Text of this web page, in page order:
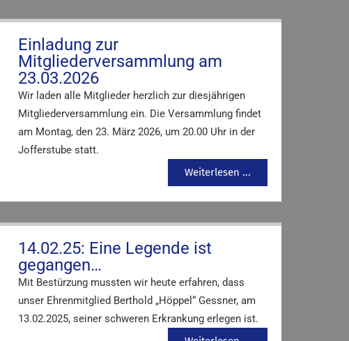
Einladung zur
Mitgliederversammlung am
23.03.2026
Wir laden alle Mitglieder herzlich zur diesjährigen
Mitgliederversammlung ein. Die Versammlung findet
am Montag, den 23. März 2026, um 20.00 Uhr in der
Jofferstube statt.
Weiterlesen ...
14.02.25: Eine Legende ist
gegangen…
Mit Bestürzung mussten wir heute erfahren, dass
unser Ehrenmitglied Berthold „Höppel“ Gessner, am
13.02.2025, seiner schweren Erkrankung erlegen ist.